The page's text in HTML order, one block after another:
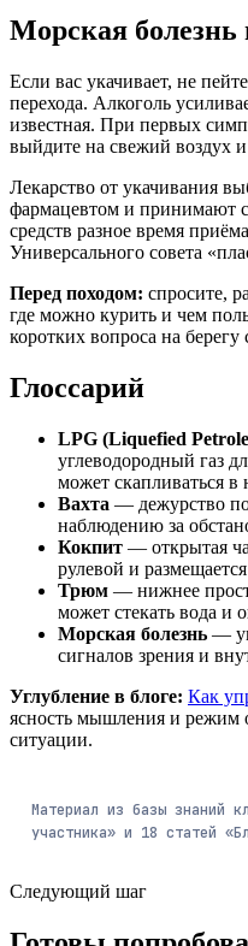
Морская болезнь
Если вас укачивает, не
перехода. Алкоголь
известная. При первых
выйдите на свежий воздух
Лекарство от укачивания
фармацевтом и принимают
средств разное время
Универсального совета
Перед походом: спросите,
где можно курить и чем
коротких вопроса на
Глоссарий
LPG (Liquefied
углеводородный газ
может скапливаться в
Вахта — дежурство
наблюдению за
Кокпит — открытая
рулевой и
Трюм — нижнее
может стекать вода и
Морская болезнь —
сигналов зрения и
Углубление в блоге: Как
ясность мышления и режим
ситуации.
Материал из базы знаний
участника» и 18 статей
Следующий шаг